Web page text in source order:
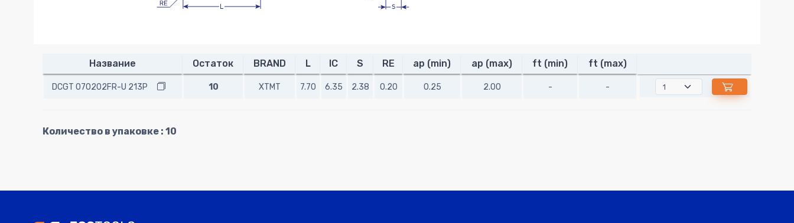
Название Остаток BRAND L IC S RE ap (min) ap (max) ft (min) ft (max)
DCGT 070202FR-U 213P 10 XTMT 7.70 6.35 2.38 0.20 0.25 2.00 - -
Количество в упаковке : 10